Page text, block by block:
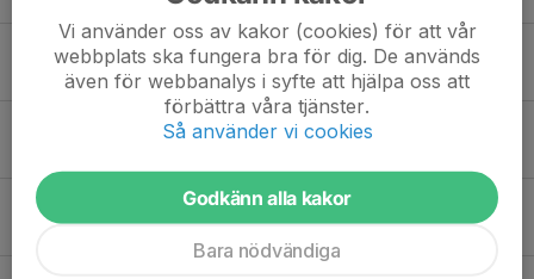
Föreningskväll 5/5-26
22 apr, 13:48 1
F12/13’s sista seriematch!
Regionsfesten HJ17 i Arboga 28-29/3
22 mar, 20:39 0
Vi använder oss av kakor (cookies) för att vår
webbplats ska fungera bra för dig. De används
även för webbanalys i syfte att hjälpa oss att
förbättra våra tjänster.
Så använder vi cookies
Godkänn alla kakor
Bara nödvändiga